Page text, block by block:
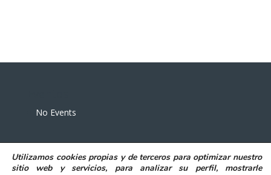
No Events
Utilizamos cookies propias y de terceros para optimizar nuestro
sitio web y servicios, para analizar su perfil, mostrarle